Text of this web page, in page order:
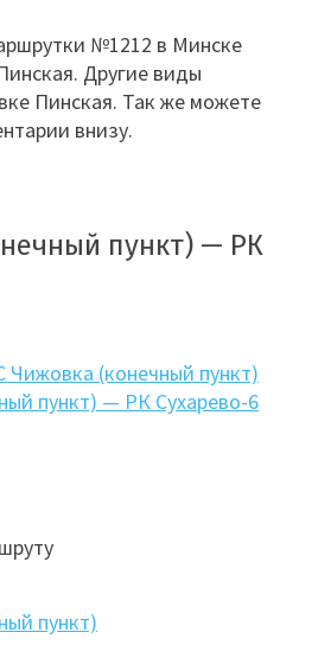
№1212 в Минске
Другие виды
Пинская. Так же можете
внизу.
пункт) — РК
(конечный пункт)
пункт) — РК Сухарево-6
пункт)